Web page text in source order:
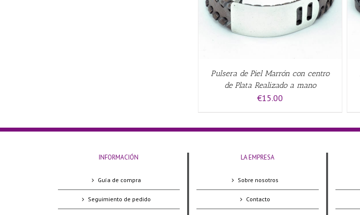
Pulsera de Piel Marrón con centro
de Plata Realizado a mano
€15.00
INFORMACIÓN
Guía de compra
Seguimiento de pedido
LA EMPRESA
Sobre nosotros
Contacto